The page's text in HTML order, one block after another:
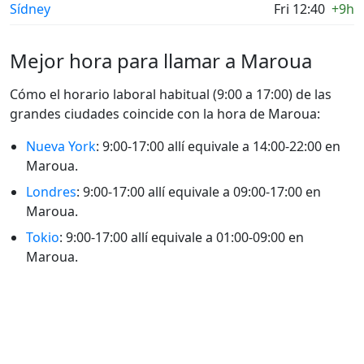
Sídney Fri 12:40 +9h
Mejor hora para llamar a Maroua
Cómo el horario laboral habitual (9:00 a 17:00) de las
grandes ciudades coincide con la hora de Maroua:
Nueva York: 9:00-17:00 allí equivale a 14:00-22:00 en
Maroua.
Londres: 9:00-17:00 allí equivale a 09:00-17:00 en
Maroua.
Tokio: 9:00-17:00 allí equivale a 01:00-09:00 en
Maroua.